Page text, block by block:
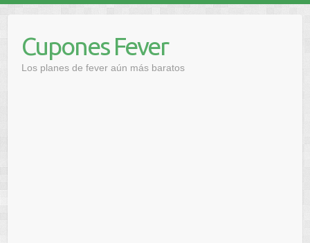
contenidoCupones Fever
Los planes de fever aún más baratos